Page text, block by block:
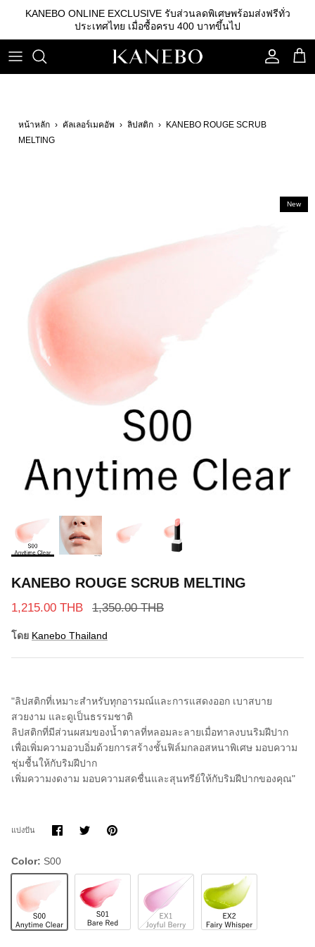
ที่
เนื้อหา
KANEBO ONLINE EXCLUSIVE รับส่วนลดพิเศษพร้อมส่งฟรีทั่ว
ประเทศไทย เมื่อซื้อครบ 400 บาทขึ้นไป
คลีนซิ่ง
โลชั่น
สกินแคร์
รองพื้น
แป้ง
คิ้ว
อายแชโดว์
หน้าหลัก › คัลเลอร์เมคอัพ › ลิปสติก › KANEBO ROUGE SCRUB
MELTING
New
KANEBO ROUGE SCRUB MELTING
1,215.00 THB 1,350.00 THB
โดย Kanebo Thailand
"ลิปสติกที่เหมาะสำหรับทุกอารมณ์และการแสดงออก เบาสบาย
สวยงาม และดูเป็นธรรมชาติ
ลิปสติกที่มีส่วนผสมของน้ำตาลที่หลอมละลายเมื่อทาลงบนริมฝีปาก
เพื่อเพิ่มความอวบอิ่มด้วยการสร้างชั้นฟิล์มกลอสหนาพิเศษ มอบความ
ชุ่มชื้นให้กับริมฝีปาก
เพิ่มความงดงาม มอบความสดชื่นและสุนทรีย์ให้กับริมฝีปากของคุณ"
แบ่งปัน
แบ่ง
แบ่ง
ขา
Color
S00